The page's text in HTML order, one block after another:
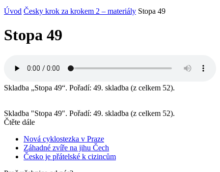
Úvod Česky krok za krokem 2 – materiály Stopa 49
Stopa 49
Skladba „Stopa 49“. Pořadí: 49. skladba (z celkem 52).
Skladba "Stopa 49". Pořadí: 49. skladba (z celkem 52).
Čtěte dále
Nová cyklostezka v Praze
Záhadné zvíře na jihu Čech
Česko je přátelské k cizincům